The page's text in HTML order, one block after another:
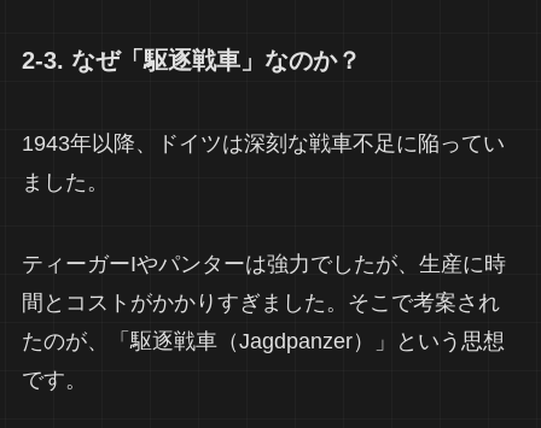
2-3. なぜ「駆逐戦車」なのか？
1943年以降、ドイツは深刻な戦車不足に陥ってい
ました。
ティーガーIやパンターは強力でしたが、生産に時
間とコストがかかりすぎました。そこで考案され
たのが、「駆逐戦車（Jagdpanzer）」という思想
です。